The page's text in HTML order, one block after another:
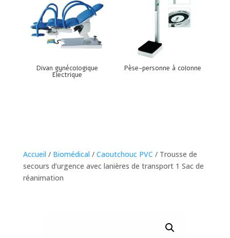
Divan gynécologique
Electrique
Pèse-personne à colonne
Accueil / Biomédical / Caoutchouc PVC / Trousse de
secours d’urgence avec lanières de transport 1 Sac de
réanimation